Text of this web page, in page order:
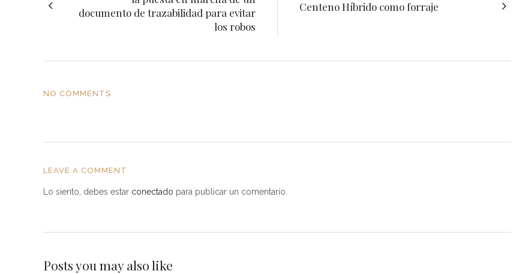
documento de trazabilidad para evitar
los robos
Centeno Híbrido como forraje
NO COMMENTS
LEAVE A COMMENT
Lo siento, debes estar conectado para publicar un comentario.
Posts you may also like